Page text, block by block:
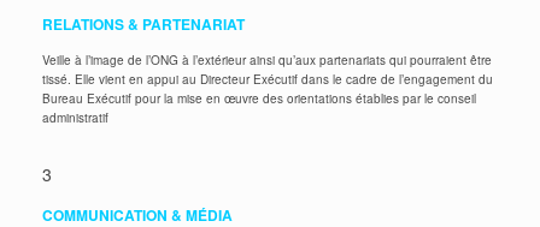
RELATIONS & PARTENARIAT
Veille à l’image de l’ONG à l’extérieur ainsi qu’aux partenariats qui pourraient être
tissé. Elle vient en appui au Directeur Exécutif dans le cadre de l’engagement du
Bureau Exécutif pour la mise en œuvre des orientations établies par le conseil
administratif
3
COMMUNICATION & MÉDIA